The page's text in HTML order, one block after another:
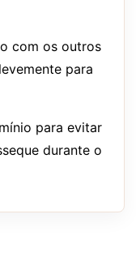
com os outros
para
para evitar
durante o